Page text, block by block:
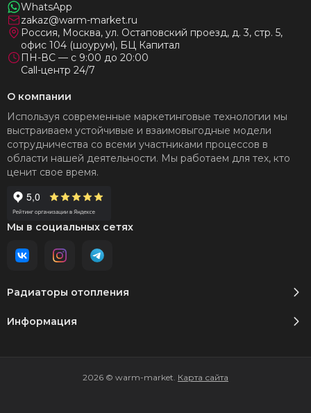
WhatsApp
zakaz@warm-market.ru
Россия, Москва, ул. Остаповский проезд, д. 3, стр. 5,
офис 104 (шоурум), БЦ Капитал
ПН-ВС — с 9:00 до 20:00
Call-центр 24/7
Радиаторы отопления
Информация
О компании
Используя современные маркетинговые технологии мы
выстраиваем устойчивые и взаимовыгодные модели
сотрудничества со всеми участниками процессов в
области нашей деятельности. Мы работаем для тех, кто
ценит свое время.
Мы в социальных сетях
2026 © warm-market. Карта сайта